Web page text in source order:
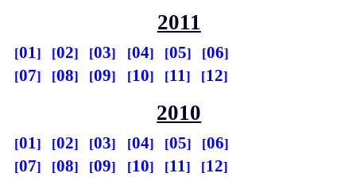
2011
01 02 03 04 05
06
07
08 09 10 11 12
2010
01 02 03 04 05
06
07
08 09 10 11 12